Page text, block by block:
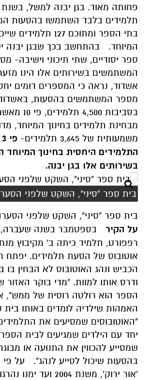
תלמידים בלבד השתמשו בהסעות
בתי הספר ומתוכם 127
המיוחד.
ספר יסודיים, שתי תיכוני וישיבה-
המשתמשים בשירותים אלו הינו
אשדוד, נראה כי המספרים דומים
מספר המשתמשים בהסעות,
בסביבות
מבחינת תלמידים בחינוך המיוחד,
משמעותית של 3,645 תלמידים-
התלמידים היחסית בחינוך
בשירותים אלו בגן יבנה.
בית ספר "סיני", השקט שלפני
בית ספר "סיני", השקט שלפני
על הקיר
בספטמבר בשנה שעברה,
רפפורט, תלמיד כיתה ב' מקיבוץ
אוטובוס של הסעת תלמידים.
הכביש ונהג האוטובוס לא הבחין בו
ודרס אותו למוות. "מדי בוקר האזור
הספר הוא רולטה רוסית של
האמהות שילדיה לומדים באותו בית
"האוטובוסים שמסיעים את
יחד עם הילדים שמגיעים לבית
שמסייע להכווין את התנועה או
בהסעות שיכול לסייע לנהג".
על פי